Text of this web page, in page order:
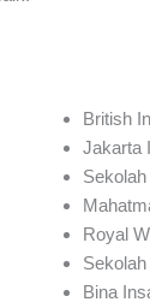
British
Jakarta
Royal
Bina